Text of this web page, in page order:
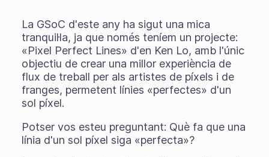
La GSoC d'este any ha sigut una mica
tranquil·la, ja que només teníem un projecte:
«Pixel Perfect Lines» d'en Ken Lo, amb l'únic
objectiu de crear una millor experiència de
flux de treball per als artistes de píxels i de
franges, permetent línies «perfectes» d'un
sol píxel.
Potser vos esteu preguntant: Què fa que una
línia d'un sol píxel siga «perfecta»?